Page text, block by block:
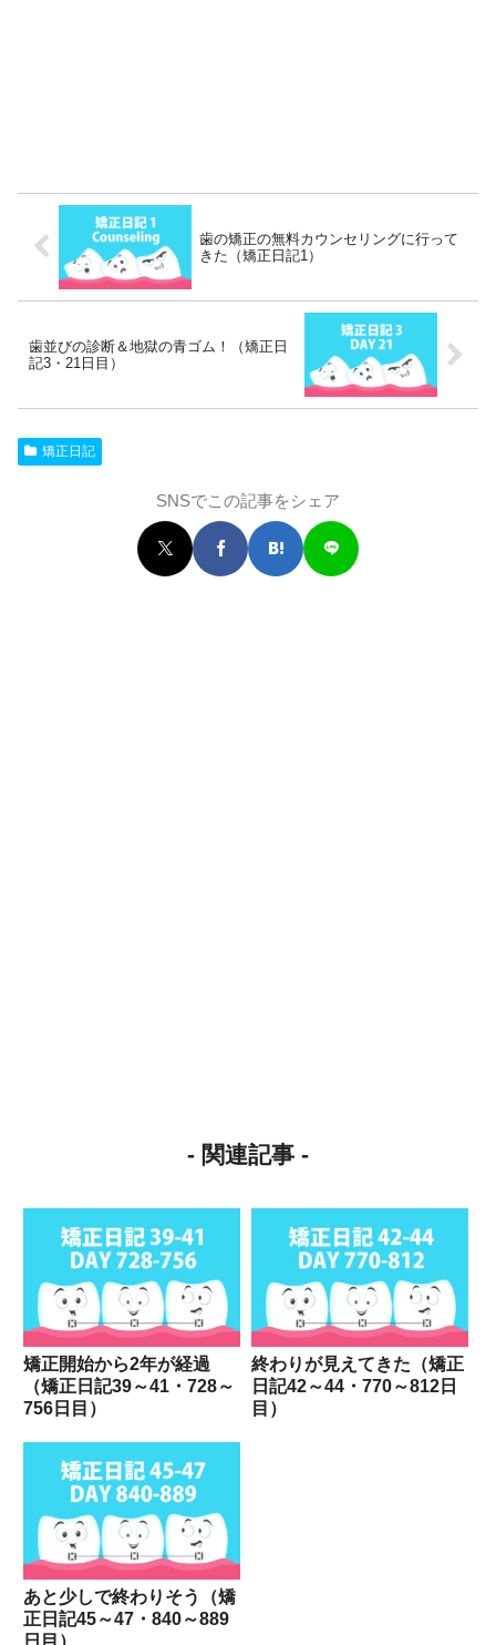
歯の矯正の無料カウンセリングに行って
きた（矯正日記1）
歯並びの診断＆地獄の青ゴム！（矯正日
記3・21日目）
矯正日記
SNSでこの記事をシェア
- 関連記事 -
矯正開始から2年が経過
（矯正日記39～41・728～
756日目）
終わりが見えてきた（矯正
日記42～44・770～812日
目）
あと少しで終わりそう（矯
正日記45～47・840～889